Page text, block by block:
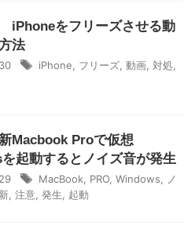
iPhoneをフリーズさせる動
法
iPhone フリーズ 動画 対処
Macbook Proで仮想
起動するとノイズ音が発生
MacBook, PRO, Windows, ノ
新, 注意, 発生, 起動